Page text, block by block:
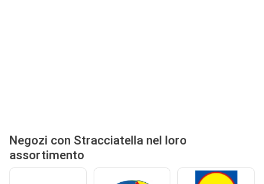
Negozi con Stracciatella nel loro
assortimento